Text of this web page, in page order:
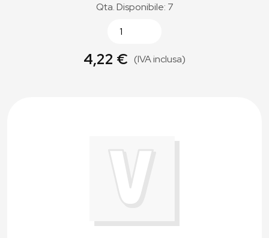
Qta. Disponibile: 7
4,22 € (IVA inclusa)